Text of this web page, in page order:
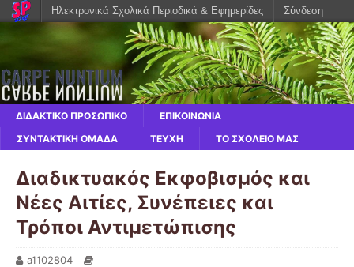
ΔΙΔΑΚΤΙΚΟ ΠΡΟΣΩΠΙΚΟ
ΕΠΙΚΟΙΝΩΝΙΑ
ΣΥΝΤΑΚΤΙΚΗ ΟΜΑΔΑ
ΤΕΥΧΗ ΤΟ ΣΧΟΛΕΙΟ ΜΑΣ
Διαδικτυακός Εκφοβισμός και
Νέες Αιτίες, Συνέπειες και
Τρόποι Αντιμετώπισης
a1102804
Ηλεκτρονικά Σχολικά Περιοδικά & Εφημερίδες Σύνδεση